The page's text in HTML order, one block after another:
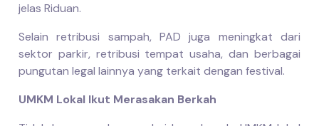
jelas Riduan.
Selain retribusi sampah, PAD juga meningkat dari
sektor parkir, retribusi tempat usaha, dan berbagai
pungutan legal lainnya yang terkait dengan festival.
UMKM Lokal Ikut Merasakan Berkah